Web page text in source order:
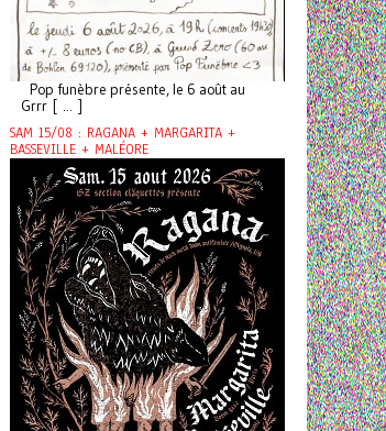
Pop funèbre présente, le 6 août au
Grrr [ ... ]
SAM 15/08 : RAGANA + MARGARITA +
BASSEVILLE + MALÉORE